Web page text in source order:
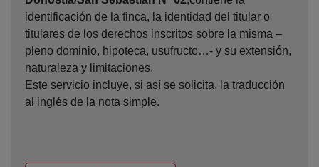
identificación de la finca, la identidad del titular o
titulares de los derechos inscritos sobre la misma –
pleno dominio, hipoteca, usufructo…- y su extensión,
naturaleza y limitaciones.
Este servicio incluye, si así se solicita, la traducción
al inglés de la nota simple.